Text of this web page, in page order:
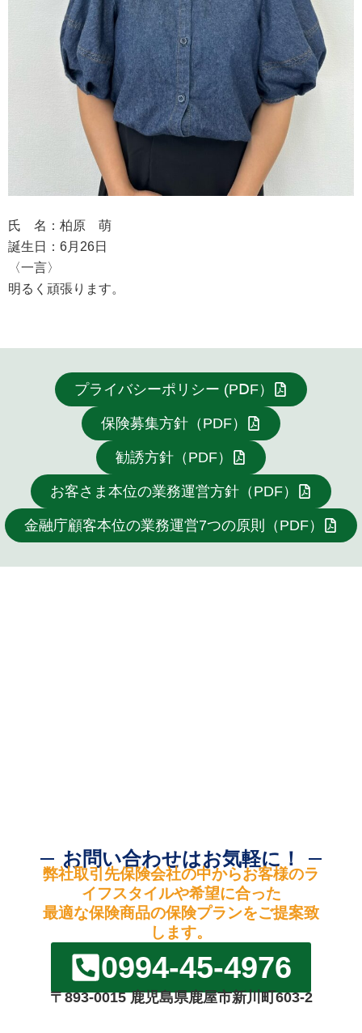
氏 名：柏原 萌
誕生日：6月26日
〈一言〉
明るく頑張ります。
プライバシーポリシー (PⅮF）
保険募集方針（PDF）
勧誘方針（PDF）
お客さま本位の業務運営方針（PDF）
金融庁顧客本位の業務運営7つの原則（PDF）
お問い合わせはお気軽に！
弊社取引先保険会社の中からお客様のラ
イフスタイルや希望に合った
最適な保険商品の保険プランをご提案致
します。
0994-45-4976
〒893-0015 鹿児島県鹿屋市新川町603-2